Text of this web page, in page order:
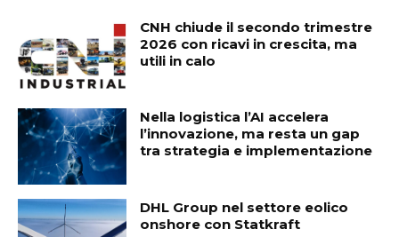
CNH chiude il secondo trimestre
2026 con ricavi in crescita, ma
utili in calo
Nella logistica l’AI accelera
l’innovazione, ma resta un gap
tra strategia e implementazione
DHL Group nel settore eolico
onshore con Statkraft